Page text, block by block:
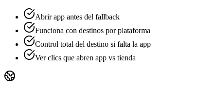
Abrir app antes del fallback
Funciona con destinos por plataforma
Control total del destino si falta la app
Ver clics que abren app vs tienda